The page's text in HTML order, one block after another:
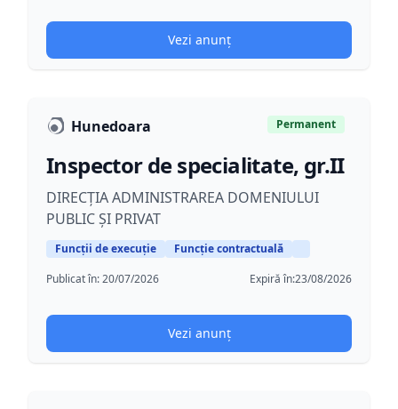
Vezi anunț
Hunedoara Permanent
Inspector de specialitate, gr.II
DIRECȚIA ADMINISTRAREA DOMENIULUI
PUBLIC ȘI PRIVAT
Funcții de execuție
Funcție contractuală
Publicat în:20/07/2026 Expiră în:23/08/2026
Vezi anunț